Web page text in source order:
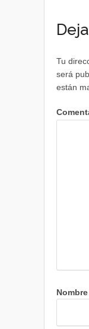
Tu
será
están
Nombre